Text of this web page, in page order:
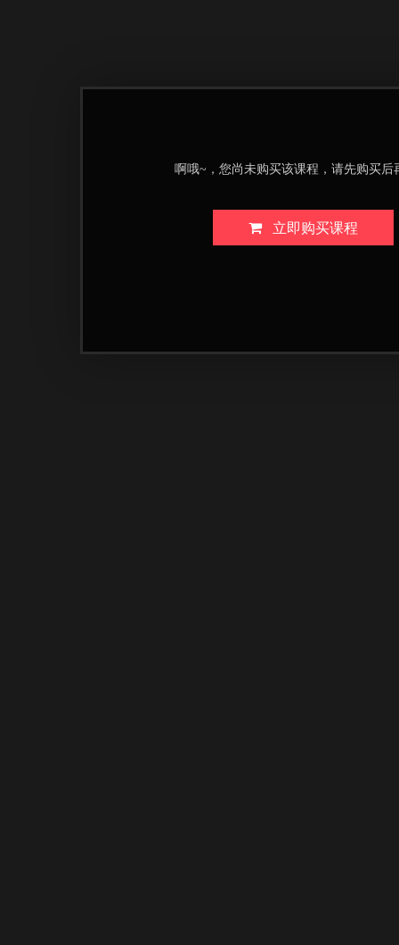
啊哦~，您尚未购买该课程，请先购买后
立即购买课程